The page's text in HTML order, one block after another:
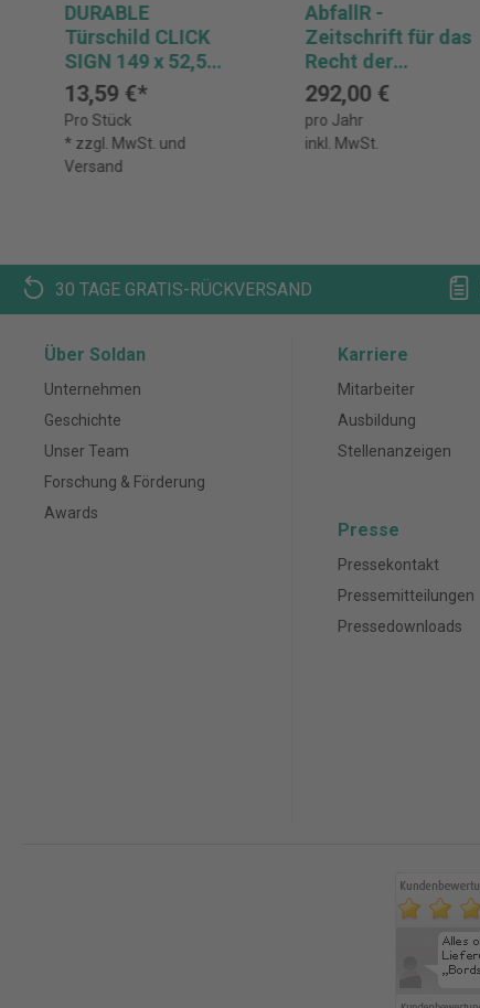
DURABLE
Türschild CLICK
SIGN 149 x 52,5
mm
13,59 €*
Pro Stück
* zzgl. MwSt. und
Versand
AbfallR -
Zeitschrift für das
Recht der
Abfallwirtschaft
Abonnement
292,00 €
pro Jahr
inkl. MwSt.
30 TAGE GRATIS-RÜCKVERSAND
Über Soldan
Unternehmen
Geschichte
Unser Team
Forschung & Förderung
Awards
Karriere
Mitarbeiter
Ausbildung
Stellenanzeigen
Presse
Pressekontakt
Pressemitteilungen
Pressedownloads